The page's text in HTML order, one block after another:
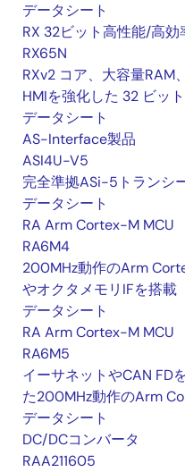
データシート
RX 32ビット高性能/高効
RX65N
RXv2 コア、大容量RAM
HMIを強化した 32 ビッ
データシート
AS-Interface製品
ASI4U-V5
完全準拠ASi-5トランシ
データシート
RA Arm Cortex-M MCU
RA6M4
200MHz動作のArm
やオクタメモリIFを搭載
データシート
RA Arm Cortex-M MCU
RA6M5
イーサネットやCAN FD
た200MHz動作のArm
データシート
DC/DCコンバータ
RAA211605